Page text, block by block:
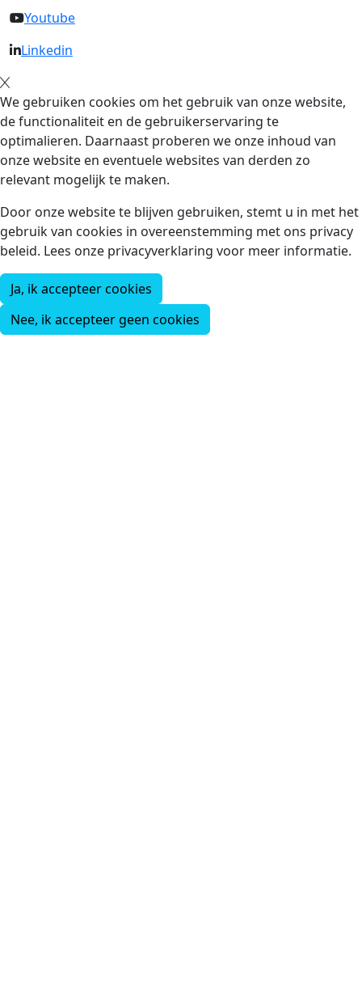
Youtube
Linkedin
We gebruiken cookies om het gebruik van onze website,
de functionaliteit en de gebruikerservaring te
optimalieren. Daarnaast proberen we onze inhoud van
onze website en eventuele websites van derden zo
relevant mogelijk te maken.
Door onze website te blijven gebruiken, stemt u in met het
gebruik van cookies in overeenstemming met ons privacy
beleid. Lees onze privacyverklaring voor meer informatie.
Ja, ik accepteer cookies
Nee, ik accepteer geen cookies